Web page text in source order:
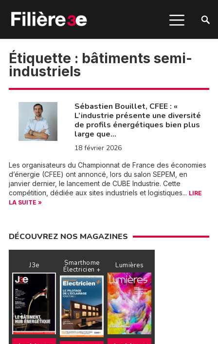
Étiquette : bâtiments semi-
industriels
Sébastien Bouillet, CFEE : «
L’industrie présente une diversité
de profils énergétiques bien plus
large que…
18 février 2026
Les organisateurs du Championnat de France des économies
d’énergie (CFEE) ont annoncé, lors du salon SEPEM, en
janvier dernier, le lancement de CUBE Industrie. Cette
compétition, dédiée aux sites industriels et logistiques... LIRE
LA SUITE »
DÉCOUVREZ NOS MAGAZINES
J3e Smarthome
Électricien + Lumières